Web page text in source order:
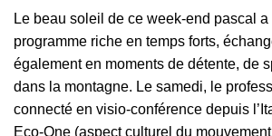
Le beau soleil de ce week-end pascal a
programme riche en temps forts,
également en moments de détente, de
dans la montagne. Le samedi, le
connecté en visio-conférence depuis
Eco-One (aspect culturel du